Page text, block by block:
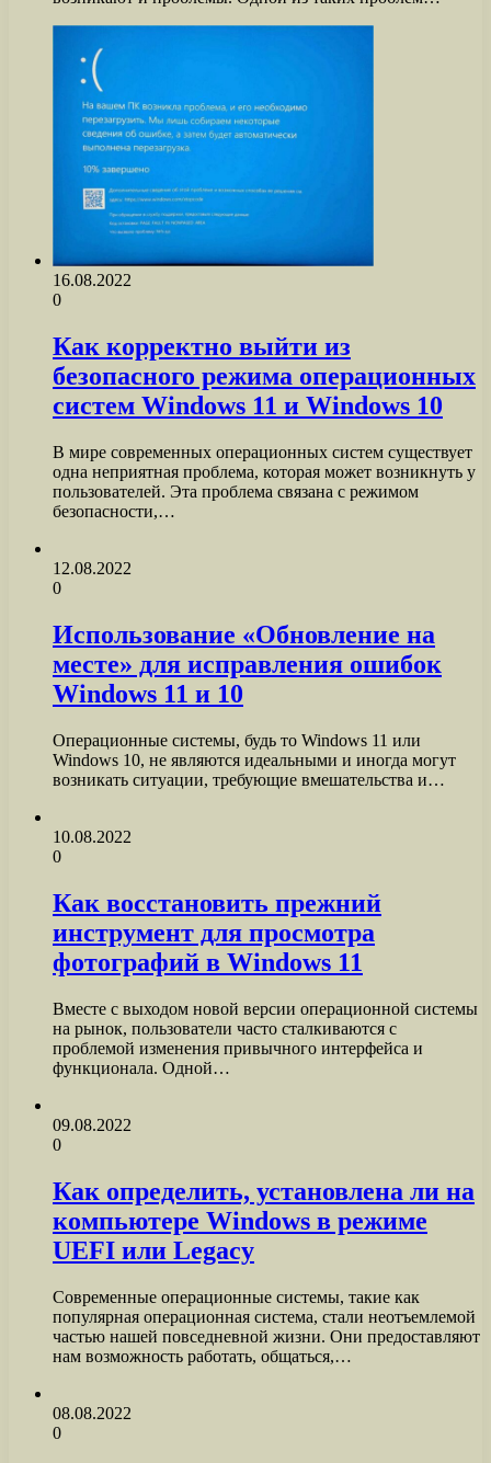
16.08.2022
0
Как корректно выйти из
безопасного режима операционных
систем Windows 11 и Windows 10
В мире современных операционных систем существует
одна неприятная проблема, которая может возникнуть у
пользователей. Эта проблема связана с режимом
безопасности,…
12.08.2022
0
Использование «Обновление на
месте» для исправления ошибок
Windows 11 и 10
Операционные системы, будь то Windows 11 или
Windows 10, не являются идеальными и иногда могут
возникать ситуации, требующие вмешательства и…
10.08.2022
0
Как восстановить прежний
инструмент для просмотра
фотографий в Windows 11
Вместе с выходом новой версии операционной системы
на рынок, пользователи часто сталкиваются с
проблемой изменения привычного интерфейса и
функционала. Одной…
09.08.2022
0
Как определить, установлена ли на
компьютере Windows в режиме
UEFI или Legacy
Современные операционные системы, такие как
популярная операционная система, стали неотъемлемой
частью нашей повседневной жизни. Они предоставляют
нам возможность работать, общаться,…
08.08.2022
0